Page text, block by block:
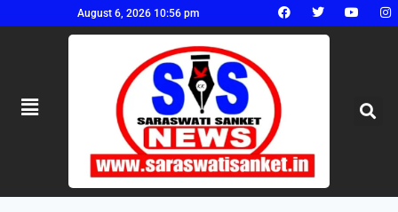
August 6, 2026 10:56 pm